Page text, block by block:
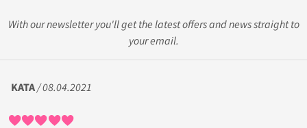
With our newsletter you'll get the latest offers and news straight to
your email.
KATA/ 08.04.2021